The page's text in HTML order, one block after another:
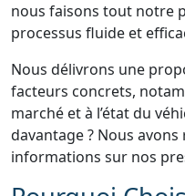
nous faisons tout notre
processus fluide et
Nous délivrons une
facteurs concrets,
marché et à l’état du
davantage ? Nous
informations sur nos